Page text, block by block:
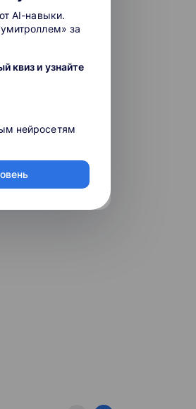
ответом вы
AI-навыки.
за
квиз и узнайте
нейросетям